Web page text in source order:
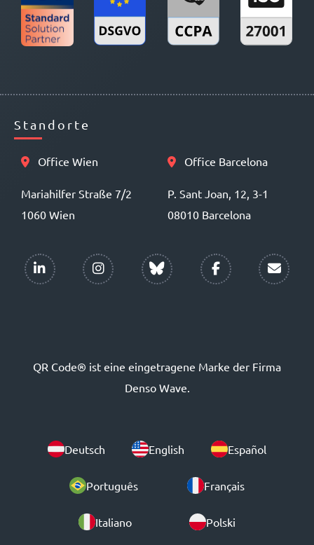
Standorte
Office Wien
Mariahilfer Straße 7/2
1060 Wien
Office Barcelona
P. Sant Joan, 12, 3-1
08010 Barcelona
QR Code® ist eine eingetragene Marke der Firma
Denso Wave.
Deutsch English Español
Português Français
Italiano Polski